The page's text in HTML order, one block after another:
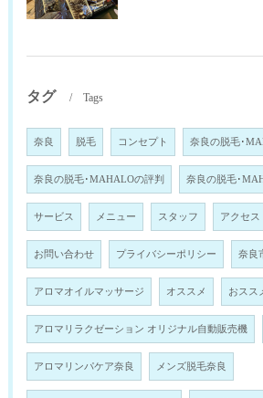
タグ Tags
奈良 脱毛 コンセプト 奈良の脱毛･
奈良の脱毛･MAHALOの評判 奈良の脱毛･
サービス メニュー スタッフ アクセス
お問い合わせ プライバシーポリシー 奈良
アロマオイルマッサージ オススメ おスス
アロマリラクゼーション オリジナル自動販売機
アロマリンパケア奈良 メンズ脱毛奈良